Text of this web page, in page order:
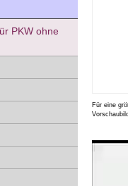
Für eine
PKW ohne